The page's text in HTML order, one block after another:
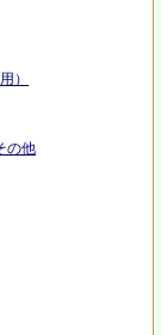
）
の他